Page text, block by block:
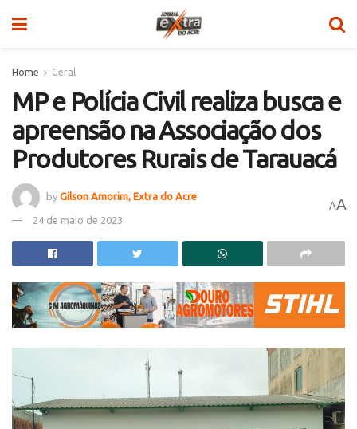
Home Geral
MP e Polícia Civil realiza busca e
apreensão na Associação dos
Produtores Rurais de Tarauacá
by Gilson Amorim, Extra do Acre
24 de maio de 2023
AA